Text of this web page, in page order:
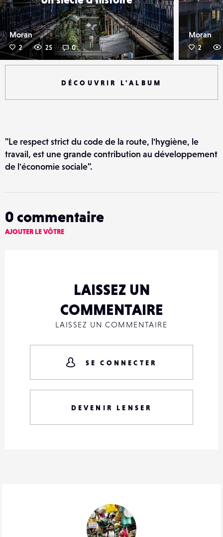
Moran
2 25 0
Moran
2
DÉCOUVRIR L'ALBUM
"Le respect strict du code de la route, l'hygiène, le
travail, est une grande contribution au développement
de l'économie sociale".
0 commentaire
AJOUTER LE VÔTRE
LAISSEZ UN
COMMENTAIRE
LAISSEZ UN COMMENTAIRE
SE CONNECTER
DEVENIR LENSER